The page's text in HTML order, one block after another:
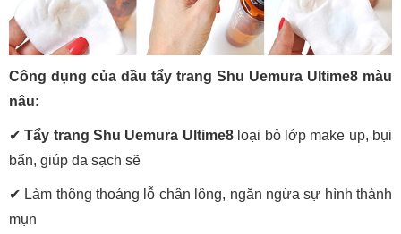
Công dụng của dầu tẩy trang Shu Uemura Ultime8 màu
nâu:
✔Tẩy trang Shu Uemura Ultime8 loại bỏ lớp make up, bụi
bẩn, giúp da sạch sẽ
✔ Làm thông thoáng lỗ chân lông, ngăn ngừa sự hình thành
mụn